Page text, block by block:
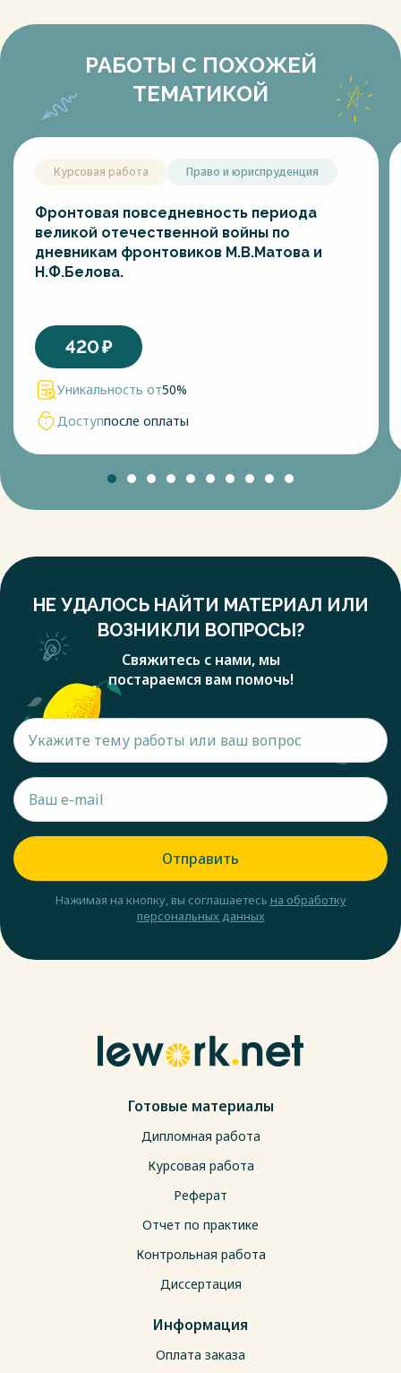
РАБОТЫ С ПОХОЖЕЙ
ТЕМАТИКОЙ
Курсовая работа Право и юриспруденция
Фронтовая повседневность периода
великой отечественной войны по
дневникам фронтовиков М.В.Матова и
Н.Ф.Белова.
420₽
Уникальность от50%
Доступпосле оплаты
НЕ УДАЛОСЬ НАЙТИ МАТЕРИАЛ ИЛИ
ВОЗНИКЛИ ВОПРОСЫ?
Свяжитесь с нами, мы
постараемся вам помочь!
Отправить
Нажимая на кнопку, вы соглашаетесь на обработку
персональных данных
Готовые материалы
Дипломная работа
Курсовая работа
Реферат
Отчет по практике
Контрольная работа
Диссертация
Информация
Оплата заказа